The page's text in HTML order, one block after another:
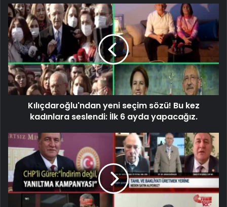
Kılıçdaroğlu'ndan yeni seçim sözü! Bu kez
kadınlara seslendi: İlk 6 ayda yapacağız.